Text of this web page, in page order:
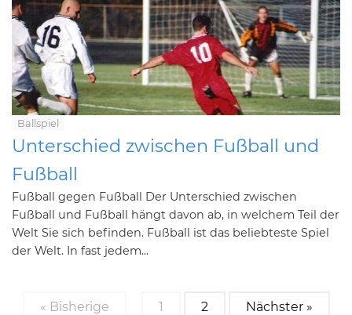
Ballspiel
Unterschied zwischen Fußball und
Fußball
Fußball gegen Fußball Der Unterschied zwischen
Fußball und Fußball hängt davon ab, in welchem ​​Teil der
Welt Sie sich befinden. Fußball ist das beliebteste Spiel
der Welt. In fast jedem...
« Bisherige 1 2 Nächster »